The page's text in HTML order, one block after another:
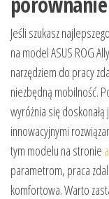
Jeśli szukasz
na model ASUS ROG
narzędziem do pracy
niezbędną mobilność.
wyróżnia się
innowacyjnymi
tym modelu na stronie
parametrom, praca
komfortowa. Warto